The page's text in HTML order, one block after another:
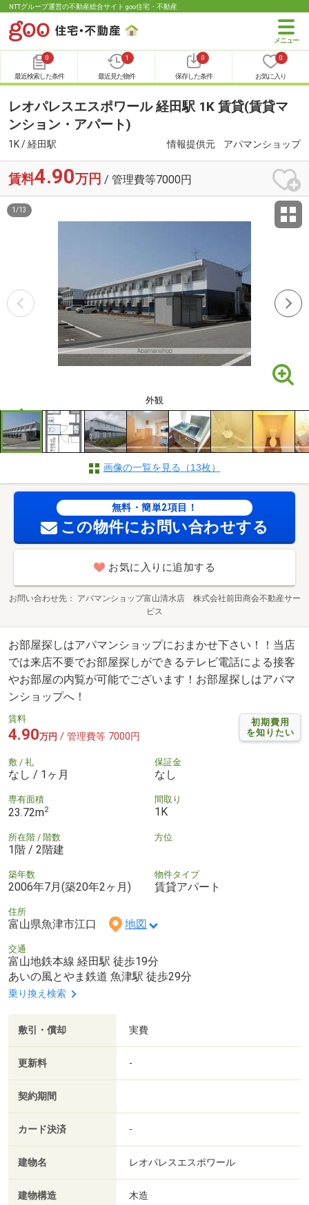
NTTグループ運営の不動産総合サイト goo住宅・不動産
0
最近検索した条件
1
最近見た物件
0
保存した条件
0
お気に入り
レオパレスエスポワール 経田駅 1K 賃貸(賃貸マ
ンション・アパート)
1K / 経田駅 情報提供元 アパマンショップ
賃料4.90万円 / 管理費等7000円
外観
1 /13
画像の一覧を見る（13枚）
無料・簡単2項目！
この物件にお問い合わせする
お気に入りに追加する
お問い合わせ先
アパマンショップ富山清水店 株式会社前田商会不動産サー
ビス
お部屋探しはアパマンショップにおまかせ下さい！！当店
では来店不要でお部屋探しができるテレビ電話による接客
やお部屋の内覧が可能でございます！お部屋探しはアパマ
ンショップへ！
初期費用
を知りたい
賃料
4.90万円 / 管理費等 7000円
敷 / 礼
なし / 1ヶ月
保証金
なし
専有面積
23.72m2
間取り
1K
所在階 / 階数
1階 / 2階建
方位
築年数
2006年7月(築20年2ヶ月)
物件タイプ
賃貸アパート
住所
富山県魚津市江口 地図
交通
富山地鉄本線 経田駅 徒歩19分
あいの風とやま鉄道 魚津駅 徒歩29分
乗り換え検索
敷引・償却 実費
更新料 -
契約期間
カード決済 -
建物名 レオパレスエスポワール
建物構造 木造